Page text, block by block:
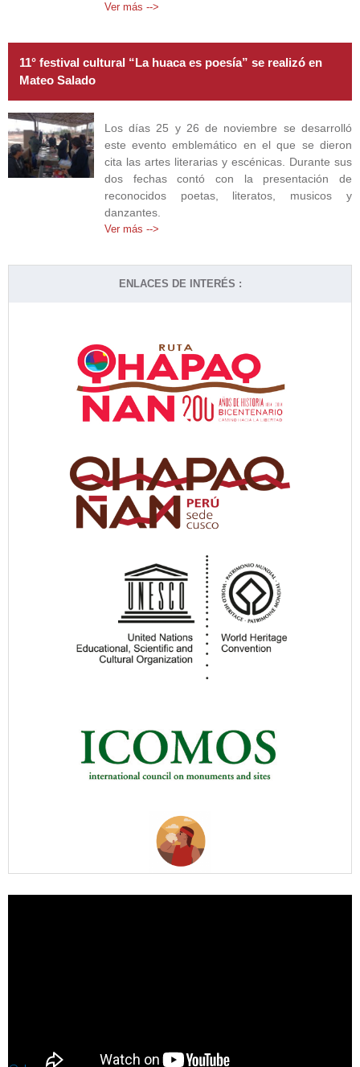
Ver más -->
11° festival cultural “La huaca es poesía” se realizó en
Mateo Salado
Los días 25 y 26 de noviembre se desarrolló
este evento emblemático en el que se dieron
cita las artes literarias y escénicas. Durante sus
dos fechas contó con la presentación de
reconocidos poetas, literatos, musicos y
danzantes.
Ver más -->
ENLACES DE INTERÉS :